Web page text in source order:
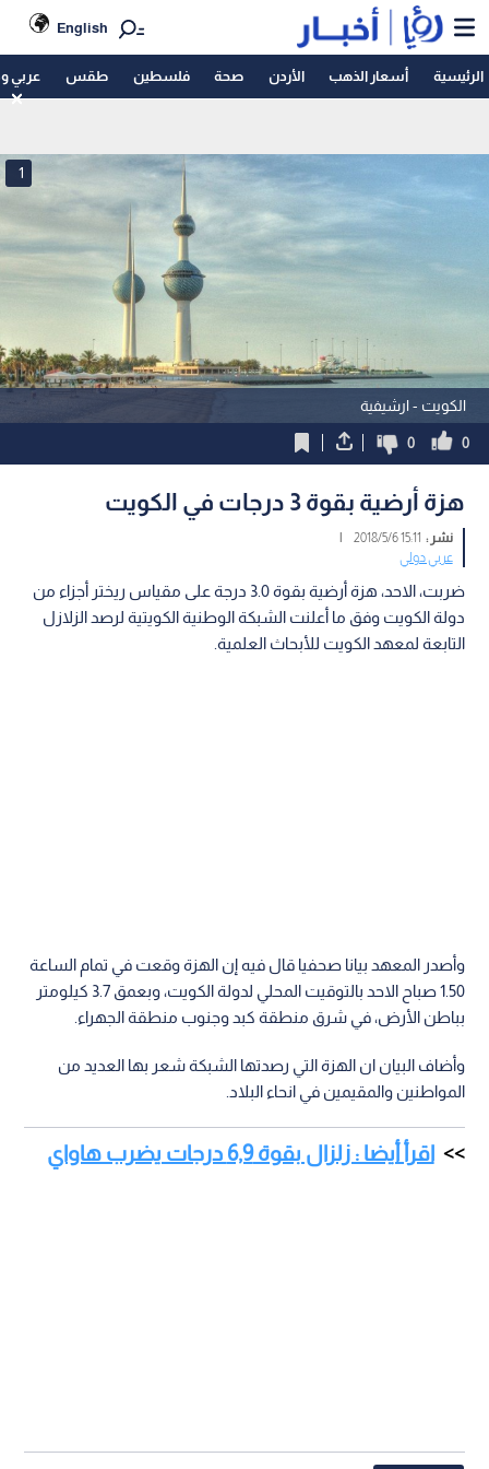
English
الرئيسية أسعار الذهب الأردن صحة فلسطين طقس عربي
الكويت - ارشيفية
1
0
0
هزة أرضية بقوة 3 درجات في الكويت
نشر : 15:11 2018/5/6
|
عربي دولي
ضربت، الاحد، هزة أرضية بقوة 3.0 درجة على مقياس ريختر أجزاء من
دولة الكويت وفق ما أعلنت الشبكة الوطنية الكويتية لرصد الزلازل
التابعة لمعهد الكويت للأبحاث العلمية.
وأصدر المعهد بيانا صحفيا قال فيه إن الهزة وقعت في تمام الساعة
1.50 صباح الاحد بالتوقيت المحلي لدولة الكويت، وبعمق 3.7 كيلومتر
بباطن الأرض، في شرق منطقة كبد وجنوب منطقة الجهراء.
وأضاف البيان ان الهزة التي رصدتها الشبكة شعر بها العديد من
المواطنين والمقيمين في انحاء البلاد.
اقرأ أيضا : زلزال بقوة 6,9 درجات يضرب هاواي